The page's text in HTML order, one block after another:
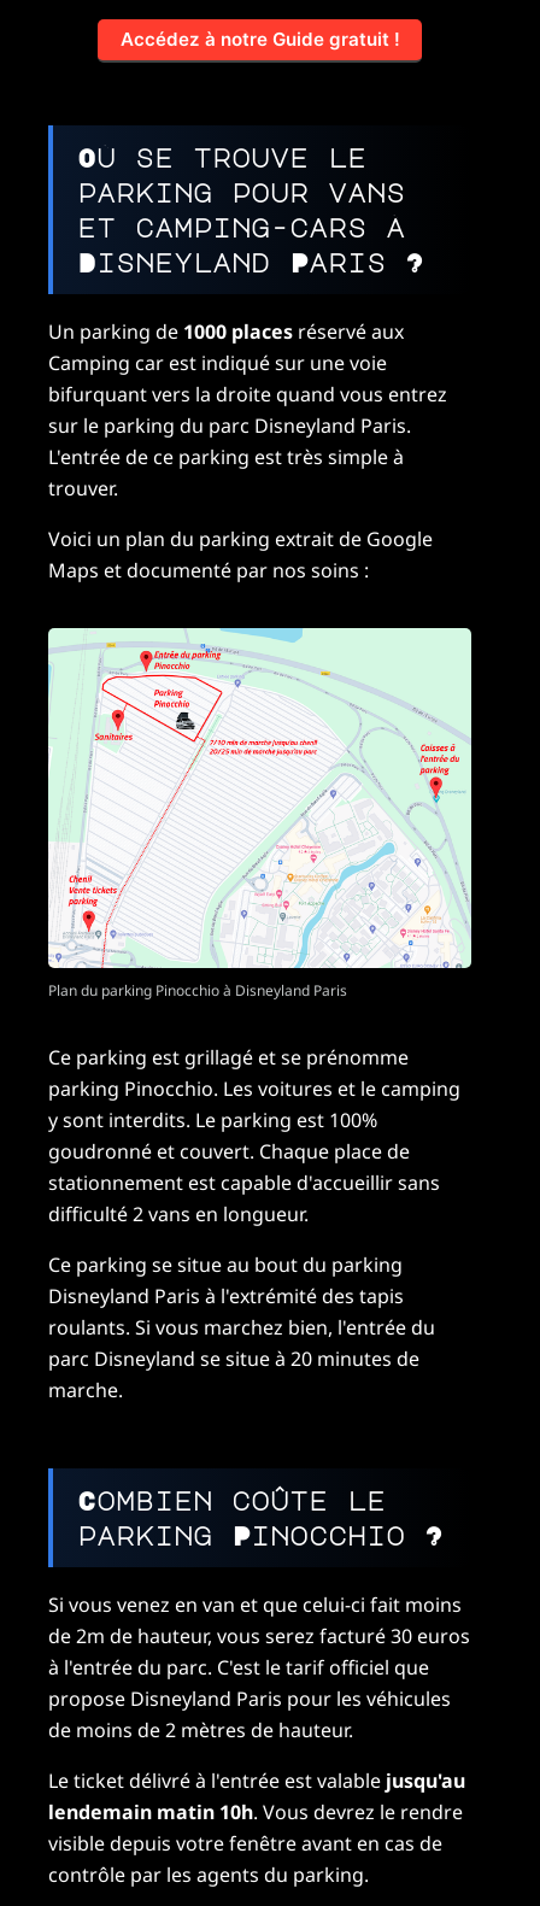
Accédez à notre Guide gratuit !
Où se trouve le
parking pour vans
et camping-cars à
Disneyland Paris ?
Un parking de 1000 places réservé aux
Camping car est indiqué sur une voie
bifurquant vers la droite quand vous entrez
sur le parking du parc Disneyland Paris.
L'entrée de ce parking est très simple à
trouver.
Voici un plan du parking extrait de Google
Maps et documenté par nos soins :
Plan du parking Pinocchio à Disneyland Paris
Ce parking est grillagé et se prénomme
parking Pinocchio. Les voitures et le camping
y sont interdits. Le parking est 100%
goudronné et couvert. Chaque place de
stationnement est capable d'accueillir sans
difficulté 2 vans en longueur.
Ce parking se situe au bout du parking
Disneyland Paris à l'extrémité des tapis
roulants. Si vous marchez bien, l'entrée du
parc Disneyland se situe à 20 minutes de
marche.
Combien coûte le
parking Pinocchio ?
Si vous venez en van et que celui-ci fait moins
de 2m de hauteur, vous serez facturé 30 euros
à l'entrée du parc. C'est le tarif officiel que
propose Disneyland Paris pour les véhicules
de moins de 2 mètres de hauteur.
Le ticket délivré à l'entrée est valable jusqu'au
lendemain matin 10h. Vous devrez le rendre
visible depuis votre fenêtre avant en cas de
contrôle par les agents du parking.